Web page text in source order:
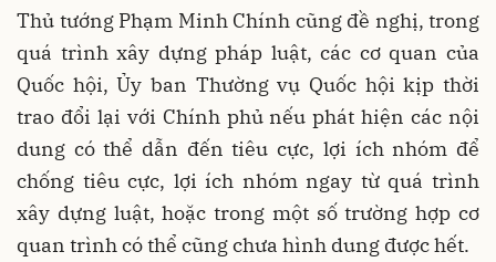
Thủ tướng Phạm Minh Chính cũng đề nghị, trong
quá trình xây dựng pháp luật, các cơ quan của
Quốc hội, Ủy ban Thường vụ Quốc hội kịp thời
trao đổi lại với Chính phủ nếu phát hiện các nội
dung có thể dẫn đến tiêu cực, lợi ích nhóm để
chống tiêu cực, lợi ích nhóm ngay từ quá trình
xây dựng luật, hoặc trong một số trường hợp cơ
quan trình có thể cũng chưa hình dung được hết.